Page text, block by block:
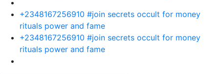
+2348167256910 #join secrets occult for money
rituals power and fame
+2348167256910 #join secrets occult for money
rituals power and fame